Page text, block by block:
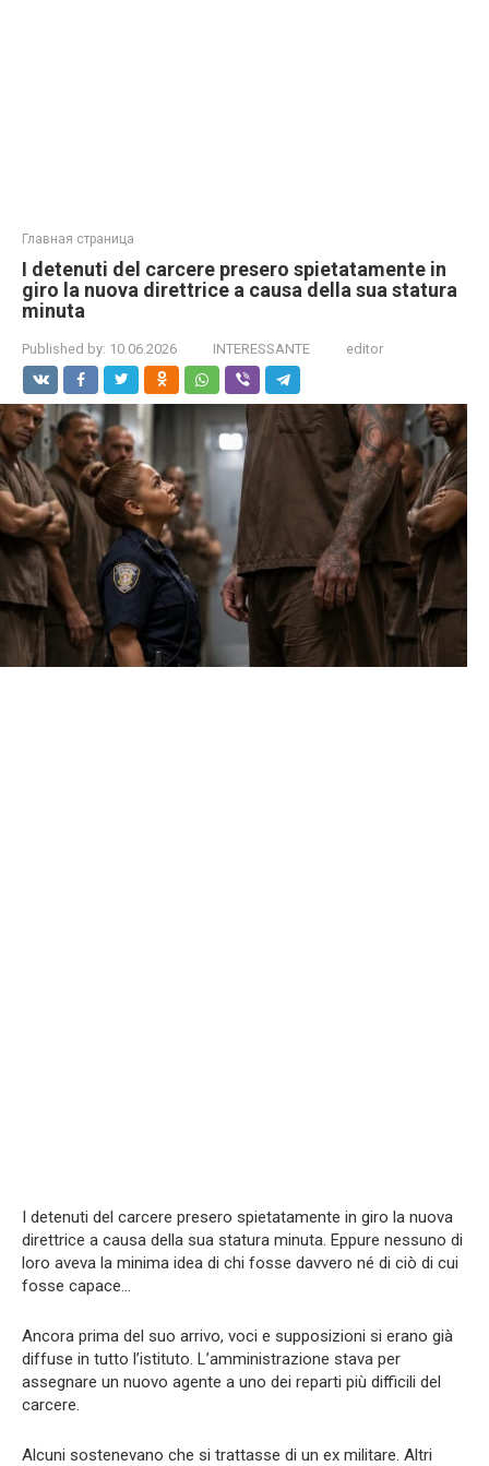
Главная страница
I detenuti del carcere presero spietatamente in
giro la nuova direttrice a causa della sua statura
minuta
Published by: 10.06.2026 INTERESSANTE editor
I detenuti del carcere presero spietatamente in giro la nuova
direttrice a causa della sua statura minuta. Eppure nessuno di
loro aveva la minima idea di chi fosse davvero né di ciò di cui
fosse capace…
Ancora prima del suo arrivo, voci e supposizioni si erano già
diffuse in tutto l’istituto. L’amministrazione stava per
assegnare un nuovo agente a uno dei reparti più difficili del
carcere.
Alcuni sostenevano che si trattasse di un ex militare. Altri